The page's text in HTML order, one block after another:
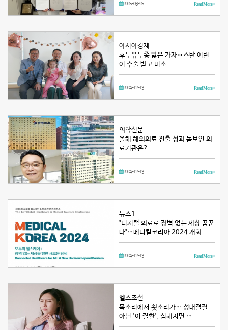
2025-03-25 Read More >
아시아경제
후두유두종 앓은 카자흐스탄 어린
이 수술 받고 미소
2024-12-13 Read More >
의학신문
올해 해외의료 진출 성과 돋보인 의
료기관은?
2024-12-13 Read More >
뉴스1
"디지털 의료로 장벽 없는 세상 꿈꾼
다"…메디컬코리아 2024 개최
2024-12-13 Read More >
헬스조선
목소리에서 쇳소리가… 성대결절
아닌 '이 질환', 심해지면 …